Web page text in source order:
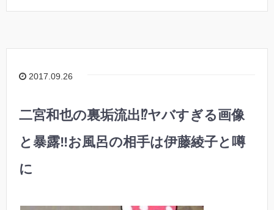
2017.09.26
二宮和也の裏垢流出⁉︎ヤバすぎる画像
と暴露‼︎お風呂の相手は伊藤綾子と噂
に